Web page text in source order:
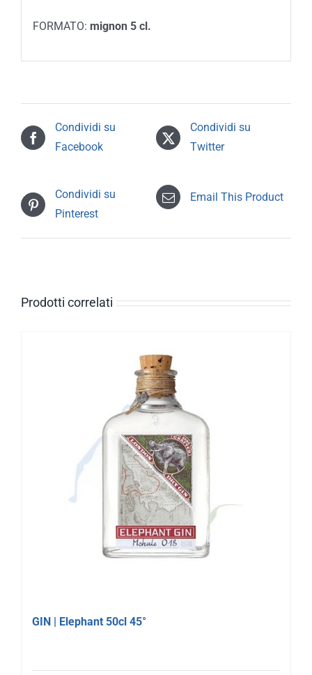
FORMATO: mignon 5 cl.
Condividi su
Facebook
Condividi su
Twitter
Condividi su
Pinterest
Email This Product
Prodotti correlati
GIN | Elephant 50cl 45°